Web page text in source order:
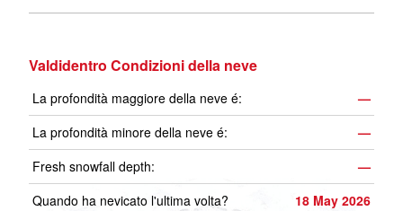
Valdidentro Condizioni della neve
La profondità maggiore della neve é:
—
La profondità minore della neve é:
—
Fresh snowfall depth:
—
Quando ha nevicato l'ultima volta?
18 May 2026